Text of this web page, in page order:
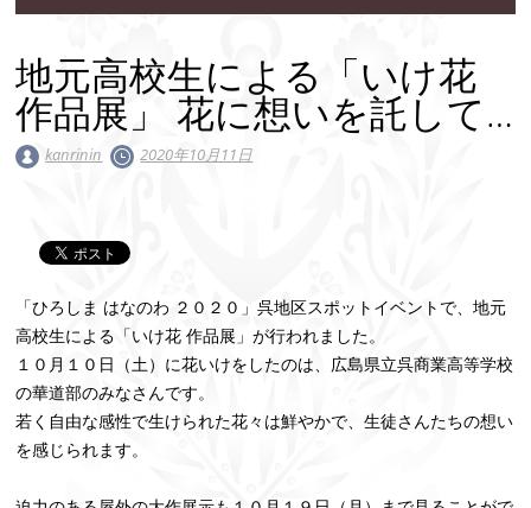
地元高校生による「いけ花
作品展」 花に想いを託して…
kanrinin 2020年10月11日
「ひろしま はなのわ ２０２０」呉地区スポットイベントで、地元
高校生による「いけ花 作品展」が行われました。
１０月１０日（土）に花いけをしたのは、広島県立呉商業高等学校
の華道部のみなさんです。
若く自由な感性で生けられた花々は鮮やかで、生徒さんたちの想い
を感じられます。